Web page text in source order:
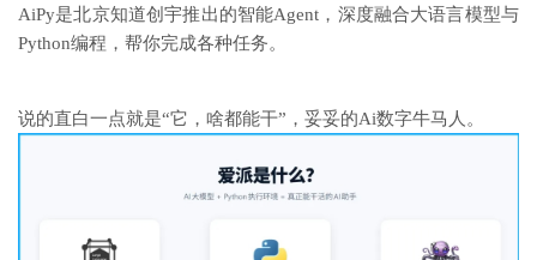
AiPy是北京知道创宇推出的智能Agent，深度融合大语言模型与
Python编程，帮你完成各种任务。
说的直白一点就是“它，啥都能干”，妥妥的Ai数字牛马人。